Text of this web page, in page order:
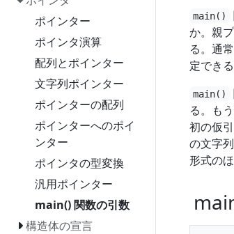
ポインター
ポインタ演算
配列とポインター
文字列ポインター
ポインターの配列
ポインターへのポイ
ンター
ポインタの型変換
汎用ポインター
main() 関数の引数
構造体の宣言
main()
か。親
る。通
定できる
main()
る。も
初の仮
の文字
形式の